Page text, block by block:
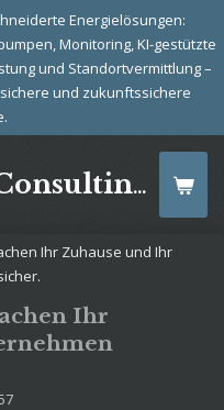
WerMarConsulting: Energie mit Zukunft
Energielösungen:
Monitoring, KI-gestützte
und Standortvermittlung –
und zukunftssichere
Ihr Zuhause und Ihr
Ihr